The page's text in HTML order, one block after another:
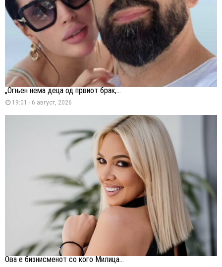
„Огњен нема деца од првиот брак,...
19:01 - 6 август, 2026
Ова е бизнисменот со кого Милица...